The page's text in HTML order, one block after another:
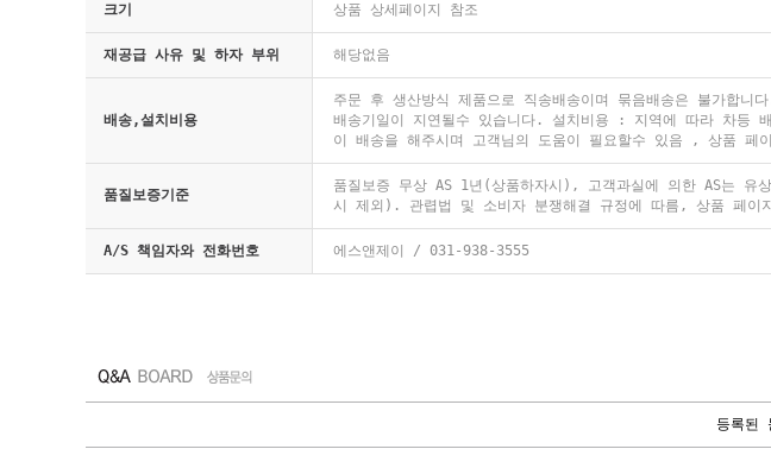
크기 상품 상세페이지 참조
재공급 사유 및 하자 부위 해당없음
배송,설치비용
주문 후 생산방식 제품으로 직송배송이며 묶음배송은 불가합
배송기일이 지연될수 있습니다. 설치비용 : 지역에 따라 차등
이 배송을 해주시며 고객님의 도움이 필요할수 있음 , 상품 페
품질보증기준
품질보증 무상 AS 1년(상품하자시), 고객과실에 의한 AS는 유
시 제외). 관렵법 및 소비자 분쟁해결 규정에 따름, 상품 페이
A/S 책임자와 전화번호 에스앤제이 / 031-938-3555
등록된